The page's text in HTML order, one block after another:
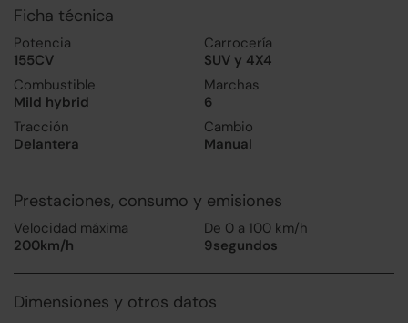
Ficha técnica
Potencia
155CV
Carrocería
SUV y 4X4
Combustible
Mild hybrid
Marchas
6
Tracción
Delantera
Cambio
Manual
Prestaciones, consumo y emisiones
Velocidad máxima
200km/h
De 0 a 100 km/h
9segundos
Dimensiones y otros datos